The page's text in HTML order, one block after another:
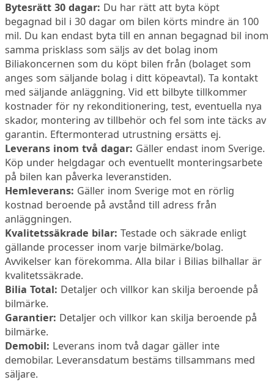
Bytesrätt 30 dagar: Du har rätt att byta köpt
begagnad bil i 30 dagar om bilen körts mindre än 100
mil. Du kan endast byta till en annan begagnad bil inom
samma prisklass som säljs av det bolag inom
Biliakoncernen som du köpt bilen från (bolaget som
anges som säljande bolag i ditt köpeavtal). Ta kontakt
med säljande anläggning. Vid ett bilbyte tillkommer
kostnader för ny rekonditionering, test, eventuella nya
skador, montering av tillbehör och fel som inte täcks av
garantin. Eftermonterad utrustning ersätts ej.
Leverans inom två dagar: Gäller endast inom Sverige.
Köp under helgdagar och eventuellt monteringsarbete
på bilen kan påverka leveranstiden.
Hemleverans: Gäller inom Sverige mot en rörlig
kostnad beroende på avstånd till adress från
anläggningen.
Kvalitetssäkrade bilar: Testade och säkrade enligt
gällande processer inom varje bilmärke/bolag.
Avvikelser kan förekomma. Alla bilar i Bilias bilhallar är
kvalitetssäkrade.
Bilia Total: Detaljer och villkor kan skilja beroende på
bilmärke.
Garantier: Detaljer och villkor kan skilja beroende på
bilmärke.
Demobil: Leverans inom två dagar gäller inte
demobilar. Leveransdatum bestäms tillsammans med
säljare.